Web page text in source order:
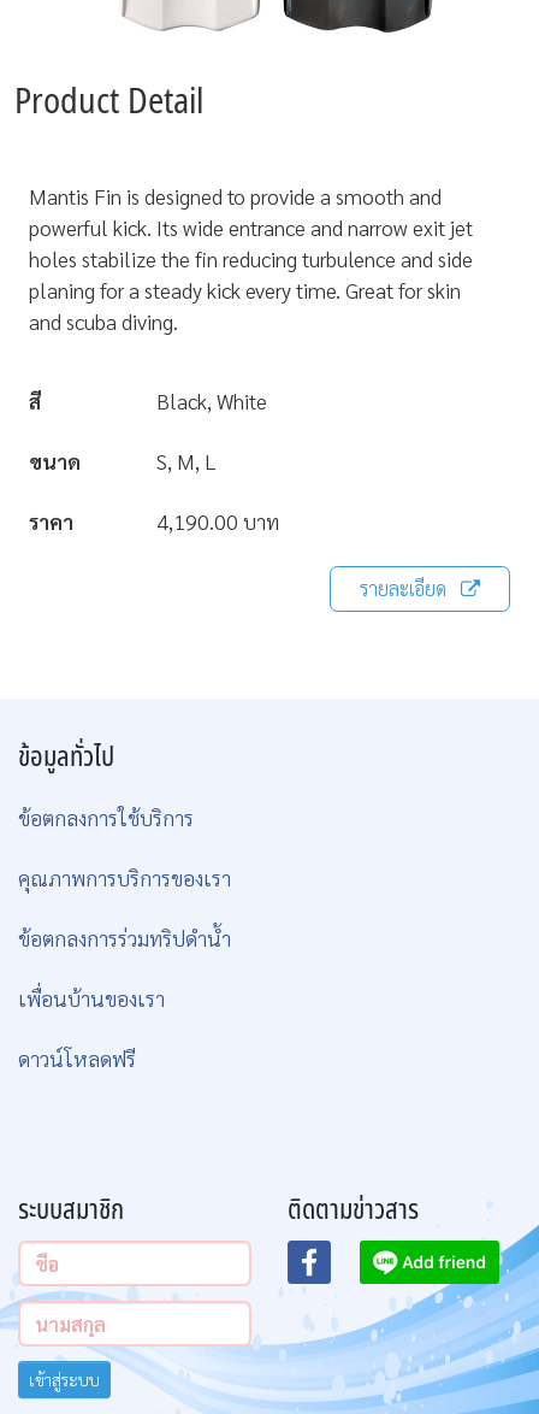
Product Detail
Mantis Fin is designed to provide a smooth and
powerful kick. Its wide entrance and narrow exit jet
holes stabilize the fin reducing turbulence and side
planing for a steady kickevery time. Great for skin
and scuba diving.
สี Black, White
ขนาด S, M, L
ราคา 4,190.00 บาท
รายละเอียด
ข้อมูลทั่วไป
ข้อตกลงการใช้บริการ
คุณภาพการบริการของเรา
ข้อตกลงการร่วมทริปดำน้ำ
เพื่อนบ้านของเรา
ดาวน์โหลดฟรี
ระบบสมาชิก
เข้าสู่ระบบ
ติดตามข่าวสาร